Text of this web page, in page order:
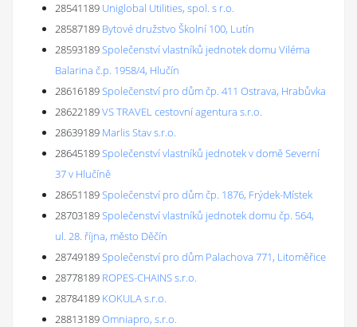
28541189 Uniglobal Utilities, spol. s r.o.
28587189 Bytové družstvo Školní 100, Lutín
28593189Společenství vlastníků jednotek domu Viléma
Balarina č.p. 1958/4, Hlučín
28616189Společenství pro dům čp. 411 Ostrava, Hrabůvka
28622189VS TRAVEL cestovní agentura s.r.o.
28639189 Marlis Stav s.r.o.
28645189Společenství vlastníků jednotek v domě Severní
37 v Hlučíně
28651189Společenství pro dům čp. 1876, Frýdek-Místek
28703189Společenství vlastníků jednotek domu čp. 564,
ul. 28. října, město Děčín
28749189Společenství pro dům Palachova 771, Litoměřice
28778189 ROPES-CHAINS s.r.o.
28784189 KOKULA s.r.o.
28813189Omniapro, s.r.o.